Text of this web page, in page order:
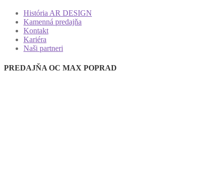
História AR DESIGN
Kamenná predajňa
Kontakt
Kariéra
Naši partneri
PREDAJŇA OC MAX POPRAD